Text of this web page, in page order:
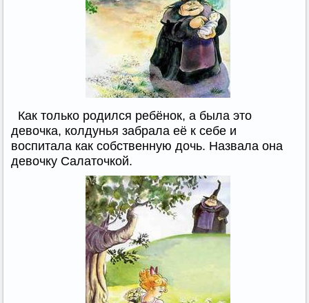
Как только родился ребёнок, а была это
девочка, колдунья забрала её к себе и
воспитала как собственную дочь. Назвала она
девочку Салаточкой.